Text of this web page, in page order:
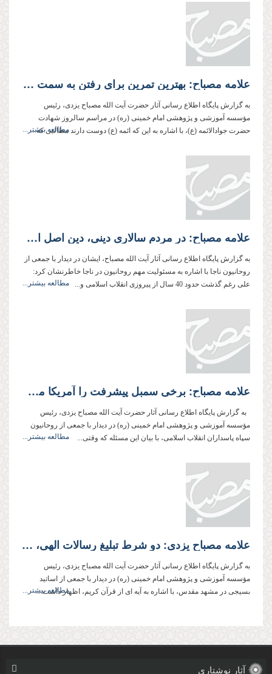
علامه مصباح: بهترین تمرین برای رفتن به سمت خدا با دل، توجه به خدا در نماز است
به گزارش پایگاه اطلاع رسانی آثار حضرت آیت الله مصباح یزدی، رئیس
مؤسسه آموزشی و پژوهشی امام خمینی (ره) در مراسم سالروز شهادت
حضرت جوادالائمه (ع)، با اشاره به این که ائمه (ع) دوست دارند مطالبی که...
مطالعه بیشتر...
علامه مصباح: در مردم سالاری دینی، دین اصل است
به گزارش پایگاه اطلاع رسانی آثار آیت الله مصباح، ایشان در دیدار با جمعی از
روحانیون ناجا با اشاره به مسئولیت مهم روحانیون در ناجا خاطرنشان کرد:
علی رغم گذشت حدود 40 سال از پیروزی انقلاب اسلامی و...
مطالعه بیشتر...
علامه مصباح: برخی سمبل پیشرفت را آمریكا می دانند،‌ و به آن تقرب می‌جویند
به گزارش پایگاه اطلاع رسانی آثار حضرت آیت الله مصباح یزدی، رئیس
مؤسسه آموزشی و پژوهشی امام خمینی (ره) در دیدار با جمعی از روحانیون
سپاه پاسداران انقلاب اسلامی، با بیان این مسئله که وقتی...
مطالعه بیشتر...
علامه مصباح یزدی: دو شرط تبلیغ رسالات الهی، خشیت الهی و نترسیدن از هیچ كس جز خداوند متعال است
به گزارش پایگاه اطلاع رسانی آثار حضرت آیت الله مصباح یزدی، رئیس
مؤسسه آموزشی و پژوهشی امام خمینی (ره) در دیدار با جمعی از اساتید
بسیجی در مشهد مقدس، با اشاره به آیه ای از قرآن كریم، اظهار داشت:...
مطالعه بیشتر...
آثار نوشتاری